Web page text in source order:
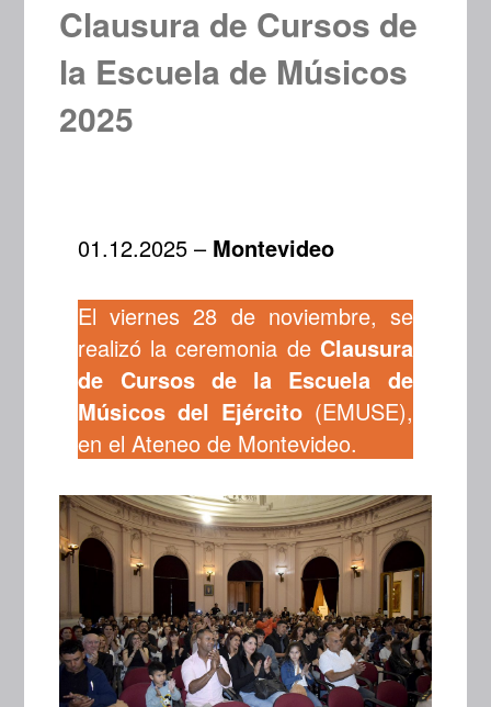
Clausura de Cursos de
la Escuela de Músicos
2025
01.12.2025 – Montevideo
El viernes 28 de noviembre, se
realizó la ceremonia de Clausura
de Cursos de la Escuela de
Músicos del Ejército(EMUSE),
en el Ateneo de Montevideo.